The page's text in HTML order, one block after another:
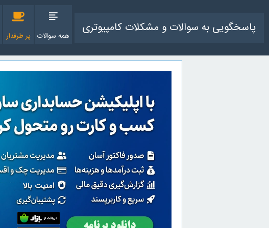
پاسخگویی به سوالات و مشکلات کامپیوتری همه سوالات پر طرفدار